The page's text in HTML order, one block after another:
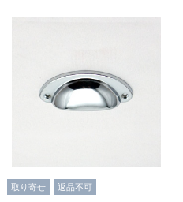
取り寄せ 返品不可